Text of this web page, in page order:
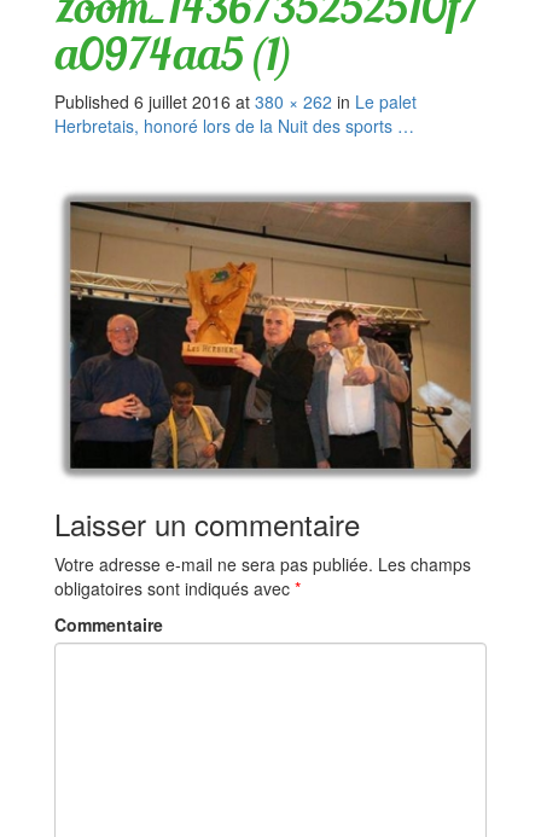
a0974aa5 (1)
Published 6 juillet 2016 at 380 × 262 in Le palet
Herbretais, honoré lors de la Nuit des sports …
Laisser un commentaire
Votre adresse e-mail ne sera pas publiée. Les champs
obligatoires sont indiqués avec *
Commentaire